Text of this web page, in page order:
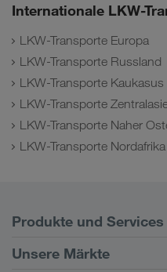
Internationale LKW-
LKW-Transporte Europa
LKW-Transporte Russland
LKW-Transporte Kaukasus
LKW-Transporte
LKW-Transporte Naher
LKW-Transporte Nordafrika
Produkte und Services
Straßentransporte
Unsere Märkte